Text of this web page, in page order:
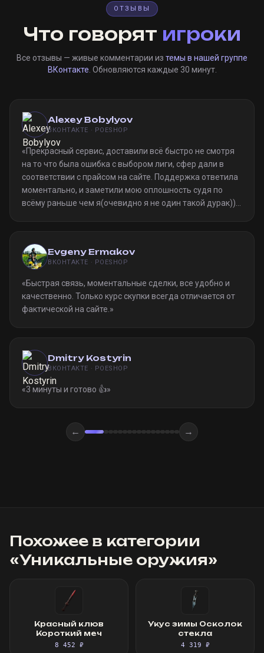
ОТЗЫВЫ
Что говорят игроки
Все отзывы — живые комментарии из темы в нашей группе
ВКонтакте . Обновляются каждые 30 минут.
Alexey Bobylyov
ВКОНТАКТЕ · POESHOP
«Прекрасный сервис, доставили всё быстро не смотря
на то что была ошибка с выбором лиги, сфер дали в
соответствии с прайсом на сайте. Поддержка ответила
моментально, и заметили мою оплошность судя по
всёму раньше чем я(очевидно я не один такой дурак)).
Evgeny Ermakov
ВКОНТАКТЕ · POESHOP
«Быстрая связь, моментальные сделки, все удобно и
качественно. Только курс скупки всегда отличается от
фактической на сайте. »
Dmitry Kostyrin
ВКОНТАКТЕ · POESHOP
«3 минуты и готово 👍»
← →
Похожее в категории
«Уникальные оружия»
Красный клюв
Короткий меч
8 452 ₽
Укус зимы Осколок
стекла
4 319 ₽